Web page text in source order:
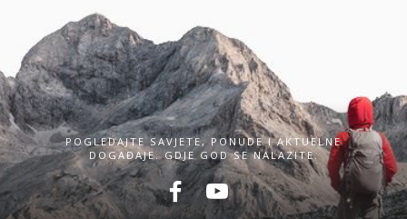
POGLEDAJTE SAVJETE, PONUDE I AKTUELNE
DOGAĐAJE. GDJE GOD SE NALAZITE.